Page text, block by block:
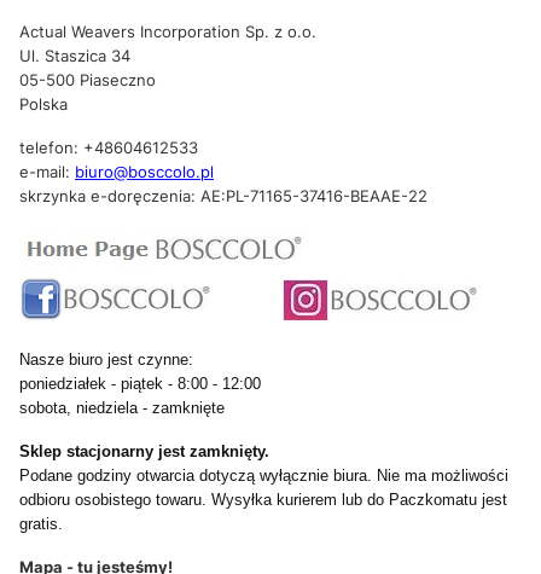
Actual Weavers Incorporation Sp. z o.o.
Ul. Staszica 34
05-500 Piaseczno
Polska
telefon: +48604612533
e-mail: biuro@bosccolo.pl
skrzynka e-doręczenia: AE:PL-71165-37416-BEAAE-22
Nasze biuro jest czynne:
poniedziałek - piątek - 8:00 - 12:00
sobota, niedziela - zamknięte
Sklep stacjonarny jest zamknięty.
Podane godziny otwarcia dotyczą wyłącznie biura. Nie ma możliwości
odbioru osobistego towaru. Wysyłka kurierem lub do Paczkomatu jest
gratis.
Mapa - tu jesteśmy!